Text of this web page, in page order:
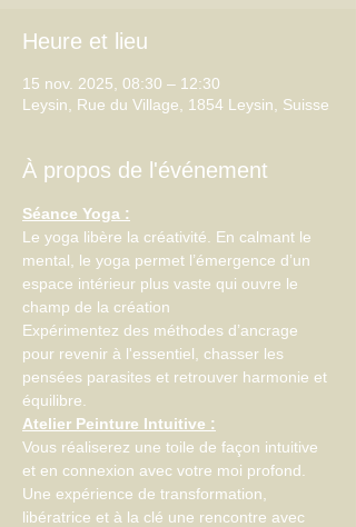
Heure et lieu
15 nov. 2025, 08:30 – 12:30
Leysin, Rue du Village, 1854 Leysin, Suisse
À propos de l'événement
Séance Yoga :
Le yoga libère la créativité. En calmant le
mental, le yoga permet l’émergence d’un
espace intérieur plus vaste qui ouvre le
champ de la création
Expérimentez des méthodes d’ancrage
pour revenir à l'essentiel, chasser les
pensées parasites et retrouver harmonie et
équilibre.
Atelier Peinture Intuitive :
Vous réaliserez une toile de façon intuitive
et en connexion avec votre moi profond.
Une expérience de transformation,
libératrice et à la clé une rencontre avec